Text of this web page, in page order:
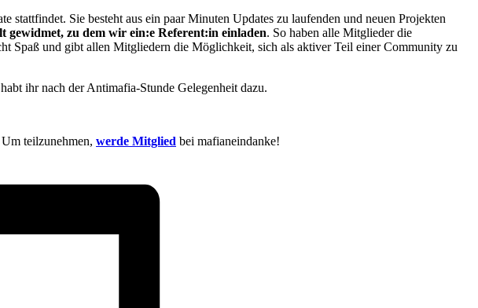
stattfindet. Sie besteht aus ein paar Minuten Updates zu laufenden und neuen Projekten
gewidmet, zu dem wir ein:e Referent:in einladen. So haben alle Mitglieder die
Spaß und gibt allen Mitgliedern die Möglichkeit, sich als aktiver Teil einer Community zu
ihr nach der Antimafia-Stunde Gelegenheit dazu.
teilzunehmen, werde Mitglied bei mafianeindanke!